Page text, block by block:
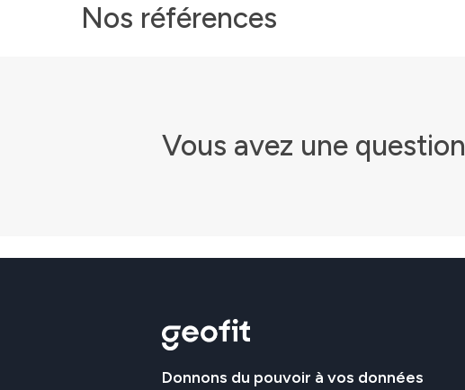
Nos références
Vous avez une question
Donnons du pouvoir à vos données